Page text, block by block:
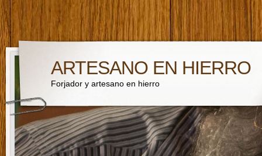
ARTESANO EN HIERRO
Forjador y artesano en hierro